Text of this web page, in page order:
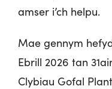
amser i’ch helpu.
Mae gennym
Ebrill 2026 tan
Clybiau Gofal